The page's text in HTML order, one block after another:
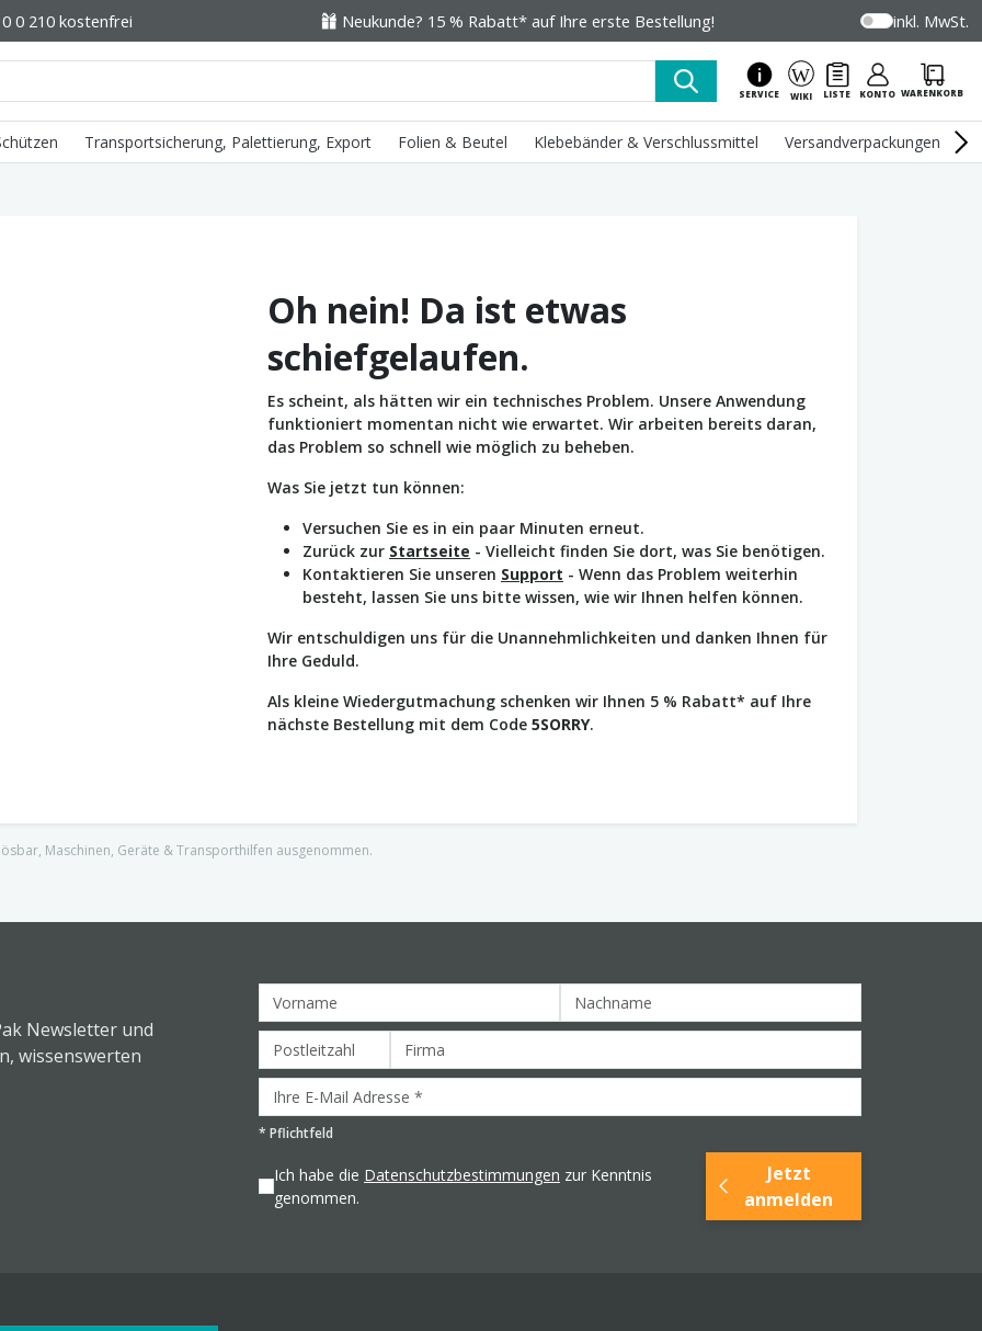
0 210 kostenfrei Neukunde? 15 % Rabatt* auf Ihre erste Bestellung! inkl. MwSt.
SERVICE WIKI LISTE KONTO WARENKORB
Transportsicherung, Palettierung, Export Folien & Beutel Klebebänder & Verschlussmittel Versandverpackungen
Oh nein! Da ist etwas
schiefgelaufen.
Es scheint, als hätten wir ein technisches Problem. Unsere Anwendung
funktioniert momentan nicht wie erwartet. Wir arbeiten bereits daran,
das Problem so schnell wie möglich zu beheben.
Was Sie jetzt tun können:
Versuchen Sie es in ein paar Minuten erneut.
Zurück zur Startseite - Vielleicht finden Sie dort, was Sie benötigen.
Kontaktieren Sie unseren Support - Wenn das Problem weiterhin
besteht, lassen Sie uns bitte wissen, wie wir Ihnen helfen können.
Wir entschuldigen uns für die Unannehmlichkeiten und danken Ihnen für
Ihre Geduld.
Als kleine Wiedergutmachung schenken wir Ihnen 5 % Rabatt* auf Ihre
nächste Bestellung mit dem Code 5SORRY.
Maschinen, Geräte & Transporthilfen ausgenommen.
Newsletter und
wissenswerten
* Pflichtfeld
Ich habe die Datenschutzbestimmungen zur Kenntnis
genommen.
Jetzt
anmelden